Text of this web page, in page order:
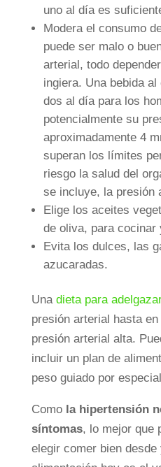
uno al día es
Modera el consumo
puede ser malo o
arterial, todo
ingiera. Una bebida
dos al día para los
potencialmente su
aproximadamente 4
superan los límites
riesgo la salud del
se incluye, la presión
Elige los aceites
de oliva, para cocinar
Evita los dulces, las
azucaradas.
Una dieta para
presión arterial hasta
presión arterial alta.
incluir un plan de
peso guiado por
Como la hipertensión
síntomas, lo mejor que
elegir comer bien desde